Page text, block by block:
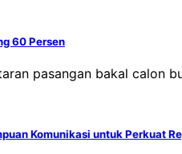
60 Persen
pasangan bakal calon
Komunikasi untuk Perkuat